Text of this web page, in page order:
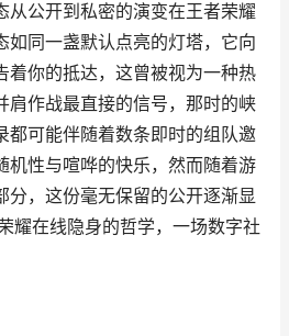
从公开到私密的演变在王者荣耀
如同一盏默认点亮的灯塔，它向
着你的抵达，这曾被视为一种热
肩作战最直接的信号，那时的峡
都可能伴随着数条即时的组队邀
机性与喧哗的快乐，然而随着游
分，这份毫无保留的公开逐渐显
耀在线隐身的哲学，一场数字社